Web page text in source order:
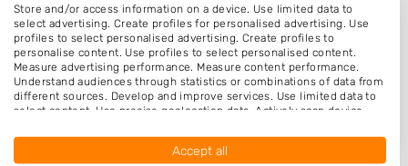
Knippen voor een tientje in Spi..
Hofstraat 8
6917BE Spijk
Op 17,12 km afstand
Store and/or access information on a device. Use limited data to
select advertising. Create profiles for personalised advertising. Use
profiles to select personalised advertising. Create profiles to
personalise content. Use profiles to select personalised content.
Measure advertising performance. Measure content performance.
Understand audiences through statistics or combinations of data from
different sources. Develop and improve services. Use limited data to
select content. Use precise geolocation data. Actively scan device
Data may be shared outside of the European Union and send to the
Accept all